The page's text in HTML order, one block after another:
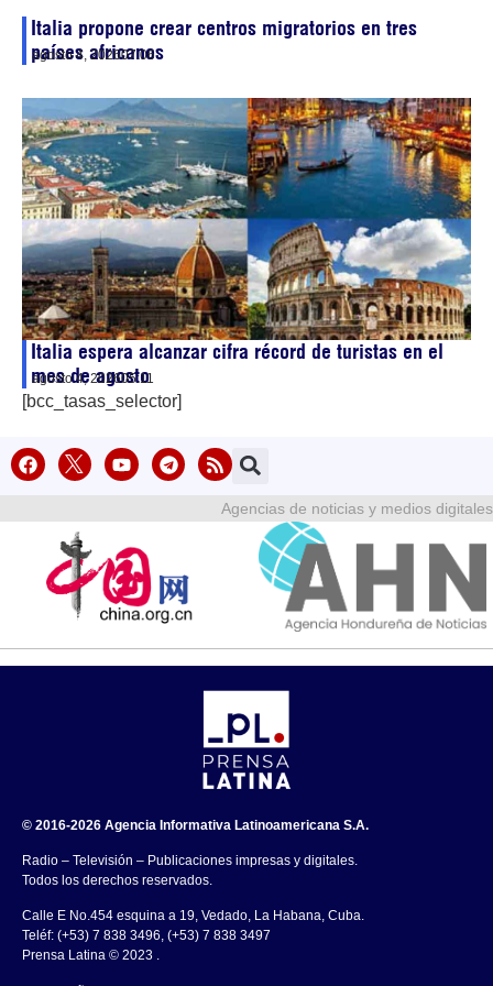
Italia propone crear centros migratorios en tres
países africanos
agosto 4, 202607:06
Italia espera alcanzar cifra récord de turistas en el
mes de agosto
agosto 4, 202605:11
[bcc_tasas_selector]
Agencias de noticias y medios digitales
© 2016-2026 Agencia Informativa Latinoamericana S.A.
Radio – Televisión – Publicaciones impresas y digitales.
Todos los derechos reservados.
Calle E No.454 esquina a 19, Vedado, La Habana, Cuba.
Teléf: (+53) 7 838 3496, (+53) 7 838 3497
Prensa Latina © 2023 .